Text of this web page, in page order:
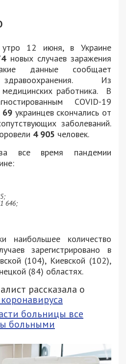
12 июня, в Украине
новых случаев заражения
данные сообщает
Из
медицинских работника. В
COVID-19
69 украинцев скончались от
заболеваний.
4 905 человек.
все время пандемии
646;
наибольшее количество
зарегистрировано в
(104), Киевской (102),
(84) областях.
рассказала о
больницы все
больными